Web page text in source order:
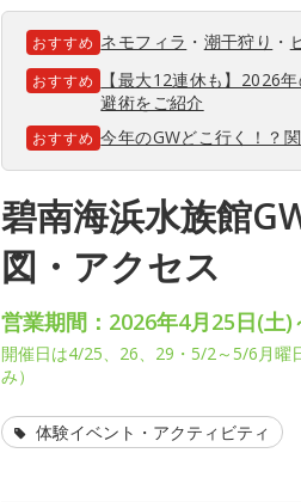
おすすめ ネモフィラ ・ 潮干狩り ・
おすすめ
【最大12連休も】2026
避術をご紹介
おすすめ 今年のGWどこ行く！？
碧南海浜水族館
図・アクセス
営業期間：2026年4月25日(土)
開催日は4/25、26、29・5/2～5/6月曜
み）
体験イベント・アクティビティ